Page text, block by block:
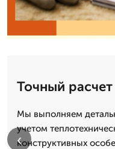
Точный расчет
Мы выполняем
учетом
конструктивных
‹